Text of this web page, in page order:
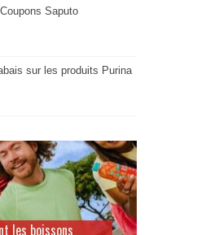
Saputo
sur les produits Purina
les boissons